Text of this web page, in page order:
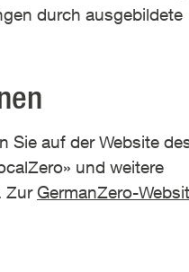
durch ausgebildete
Sie auf der Website
und weitere
ZurGermanZero-